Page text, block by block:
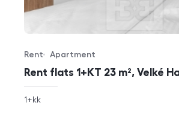
Rent flats 1+KT 23 m², Velké
Offer type
Rent
Property type
Apartment
rozměry
1+kk